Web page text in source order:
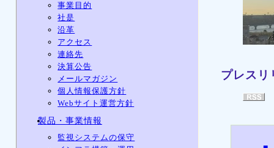
事業目的
社是
沿革
アクセス
連絡先
決算公告
メールマガジン
個人情報保護方針
Webサイト運営方針
製品・事業情報
監視システムの保守
プレスリ